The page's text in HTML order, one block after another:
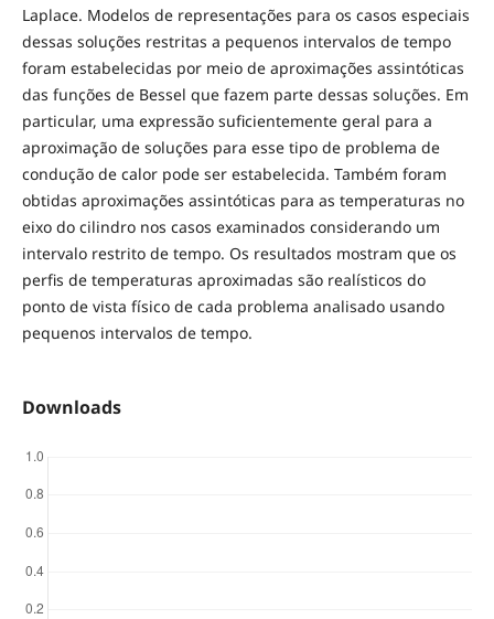
Laplace. Modelos de representações para os casos especiais
dessas soluções restritas a pequenos intervalos de tempo
foram estabelecidas por meio de aproximações assintóticas
das funções de Bessel que fazem parte dessas soluções. Em
particular, uma expressão suficientemente geral para a
aproximação de soluções para esse tipo de problema de
condução de calor pode ser estabelecida. Também foram
obtidas aproximações assintóticas para as temperaturas no
eixo do cilindro nos casos examinados considerando um
intervalo restrito de tempo. Os resultados mostram que os
perfis de temperaturas aproximadas são realísticos do
ponto de vista físico de cada problema analisado usando
pequenos intervalos de tempo.
Downloads